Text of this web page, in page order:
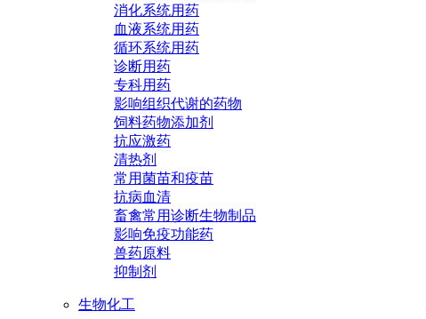
消化系统用药
血液系统用药
循环系统用药
诊断用药
专科用药
影响组织代谢的药物
饲料药物添加剂
抗应激药
清热剂
常用菌苗和疫苗
抗病血清
畜禽常用诊断生物制品
影响免疫功能药
兽药原料
抑制剂
生物化工